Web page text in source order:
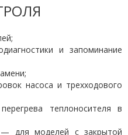
и запоминание
насоса и трехходового
теплоносителя в
— для моделей с закрытой